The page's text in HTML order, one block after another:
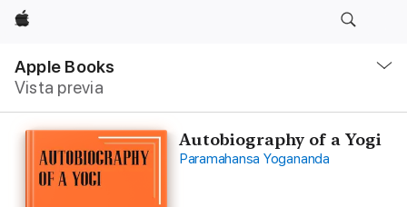
Apple
Apple Books
Vista previa
local
Abrir
Autobiography of a Yogi
Paramahansa Yogananda